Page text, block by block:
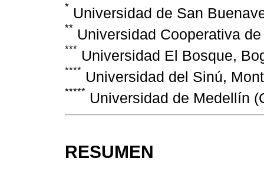
* Universidad de San
** Universidad Cooperativa
*** Universidad El Bosque,
**** Universidad del Sinú,
***** Universidad de Medellín
RESUMEN